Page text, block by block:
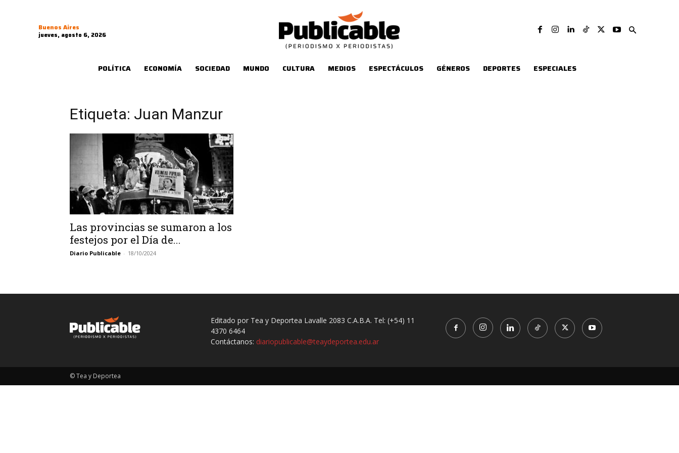
Buenos Aires
jueves, agosto 6, 2026
POLÍTICA ECONOMÍA SOCIEDAD MUNDO CULTURA MEDIOS ESPECTÁCULOS GÉNEROS DEPORTES ESPECIALES
Etiqueta: Juan Manzur
Las provincias se sumaron a los
festejos por el Día de...
Diario Publicable - 18/10/2024
Editado por Tea y Deportea Lavalle 2083 C.A.B.A. Tel: (+54) 11
4370 6464
Contáctanos: diariopublicable@teaydeportea.edu.ar
© Tea y Deportea